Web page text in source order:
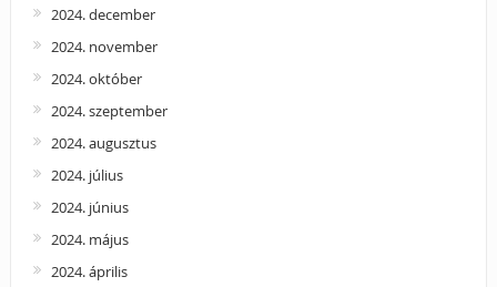
2024. december
2024. november
2024. október
2024. szeptember
2024. augusztus
2024. július
2024. június
2024. május
2024. április